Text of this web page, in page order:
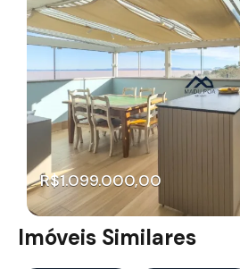
R$1.099.000,00
Imóveis Similares